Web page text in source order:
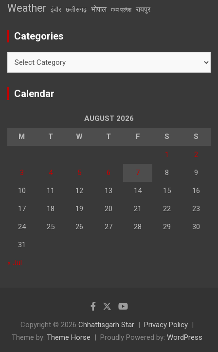
Weather इंदौर छत्तीसगढ़ भोपाल मध्य प्रदेश रायपुर
Categories
Calendar
AUGUST 2026
M T W T F S S
1 2
3 4 5 6 7 8 9
10 11 12 13 14 15 16
17 18 19 20 21 22 23
24 25 26 27 28 29 30
31
« Jul
Copyright © 2026 Chhattisgarh Star
Privacy Policy
Theme by: Theme Horse Proudly Powered by: WordPress